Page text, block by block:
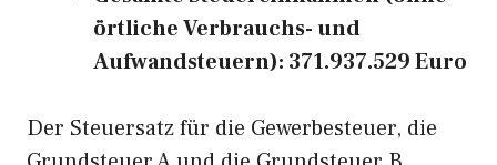
örtliche Verbrauchs- und
Aufwandsteuern): 371.937.529 Euro
Der Steuersatz für die Gewerbesteuer, die